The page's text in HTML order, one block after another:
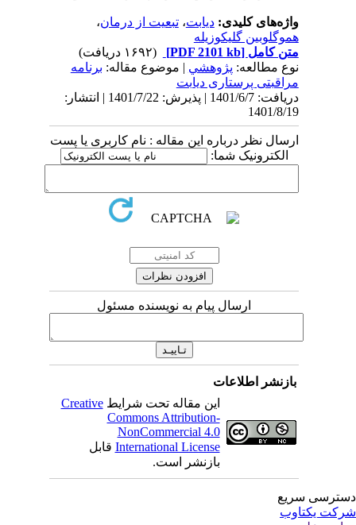
واژه‌های کلیدی:دیابت،تبعیت از درمان،
هموگلوبین گلیکوزیله
متن کامل[PDF 2101 kb]
نوع مطالعه:پژوهشي| موضوع مقاله:برنامه
مراقبتی پرستاری دیابت
دریافت: 1401/6/7 | پذیرش: 1401/7/22 | انتشار:
1401/8/19
ارسال نظر درباره این مقاله : نام کاربری یا پست
الکترونیک شما:
ارسال پیام به نویسنده مسئول
بازنشر اطلاعات
این مقاله تحت شرایطCreative
Commons Attribution-
NonCommercial 4.0
International Licenseقابل
بازنشر است.
سریع
یکتاوب